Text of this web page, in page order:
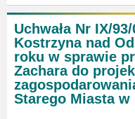
Uchwała Nr IX/
Kostrzyna nad
roku w sprawie
Zachara do
Starego Miasta